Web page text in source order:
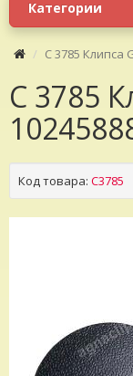
Категории
C 3785 Клипса
C 3785
Код товара: C3785